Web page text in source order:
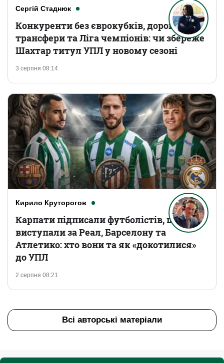
Сергій Стаднюк
3 серпня 08:14
Конкуренти без єврокубків, дорогі
трансфери та Ліга чемпіонів: чи збереже
Шахтар титул УПЛ у новому сезоні
Кирило Круторогов
2 серпня 08:21
Карпати підписали футболістів, що
виступали за Реал, Барселону та
Атлетико: хто вони та як «докотилися»
до УПЛ
Всі авторські матеріали